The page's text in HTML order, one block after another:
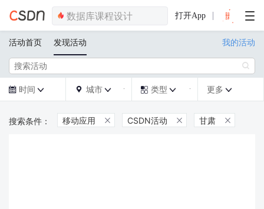
打开App
活动首页 发现活动 我的活动

 时间   城市   类型  更多 
移动应用  CSDN活动  甘肃 